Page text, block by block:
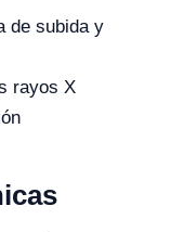
de subida y
rayos X